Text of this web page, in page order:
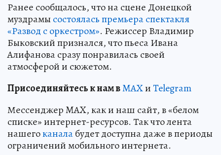
Ранее сообщалось, что на сцене Донецкой
муздрамы состоялась премьера спектакля
«Развод с оркестром». Режиссер Владимир
Быковский признался, что пьеса Ивана
Алифанова сразу понравилась своей
атмосферой и сюжетом.
Присоединяйтесь к нам вMAXиTelegram
Мессенджер MAX, как и наш сайт, в «белом
списке» интернет-ресурсов. Так что лента
нашегоканалабудет доступна даже в периоды
ограничений мобильного интернета.